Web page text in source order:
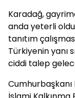
Karadağ,
anda yeterli
tanıtım
Türkiyenin yanı
ciddi talep
Cumhurbaşkanı